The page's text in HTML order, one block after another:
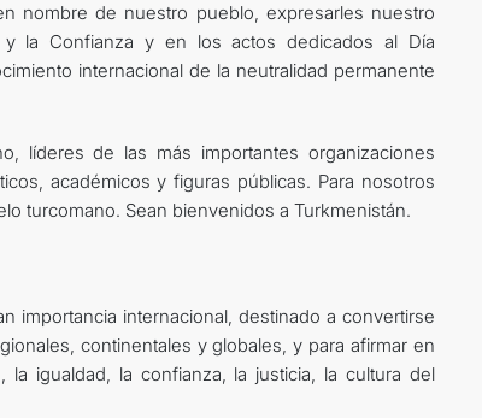
nombre de nuestro pueblo, expresarles nuestro
la Confianza y en los actos dedicados al Día
internacional de la neutralidad permanente
líderes de las más importantes organizaciones
académicos y figuras públicas. Para nosotros
turcomano. Sean bienvenidos a Turkmenistán.
importancia internacional, destinado a convertirse
continentales y globales, y para afirmar en
igualdad, la confianza, la justicia, la cultura del